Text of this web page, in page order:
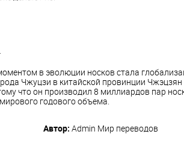
в эволюции носков стала
Чжуцзи в китайской провинции Чжэцзян
что он производил 8 миллиардов пар
годового объема.
Автор: Admin Мир переводов